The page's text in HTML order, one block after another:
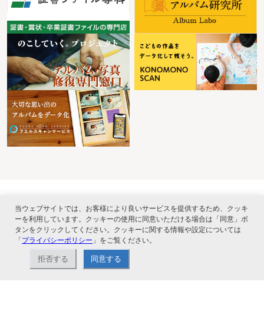
ナカバヤシ株式会社直営のオンラインショップ。アルバム、フォトフレーム、証
書ファイル、文具・事務機器などお取り扱い。2,980円（税込）以上お買い上げ
で送料無料。
ショップ情報
当ウェブサイトでは、お客様により良いサービスを提供するため、クッキ
ーを利用しています。クッキーの使用に同意いただける場合は「同意」ボ
タンをクリックしてください。クッキーに関する情報や設定については
「プライバシーポリシー 」をご覧ください。
拒否する 同意する